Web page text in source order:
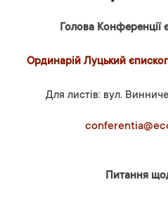
Голова Конференції
Ординарій Луцький
Для листів: вул.
Питання